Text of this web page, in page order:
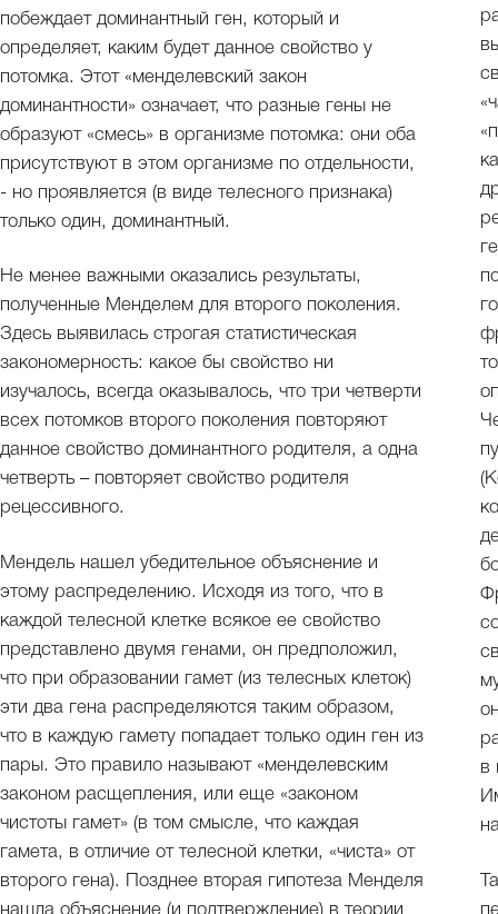
побеждает доминантный ген, который и
определяет, каким будет данное свойство у
потомка. Этот «менделевский закон
доминантности» означает, что разные гены не
образуют «смесь» в организме потомка: они оба
присутствуют в этом организме по отдельности,
- но проявляется (в виде телесного признака)
только один, доминантный.
Не менее важными оказались результаты,
полученные Менделем для второго поколения.
Здесь выявилась строгая статистическая
закономерность: какое бы свойство ни
изучалось, всегда оказывалось, что три четверти
всех потомков второго поколения повторяют
данное свойство доминантного родителя, а одна
четверть – повторяет свойство родителя
рецессивного.
Мендель нашел убедительное объяснение и
этому распределению. Исходя из того, что в
каждой телесной клетке всякое ее свойство
представлено двумя генами, он предположил,
что при образовании гамет (из телесных клеток)
эти два гена распределяются таким образом,
что в каждую гамету попадает только один ген из
пары. Это правило называют «менделевским
законом расщепления, или еще «законом
чистоты гамет» (в том смысле, что каждая
гамета, в отличие от телесной клетки, «чиста» от
второго гена). Позднее вторая гипотеза Менделя
нашла объяснение (и подтверждение) в теории
в